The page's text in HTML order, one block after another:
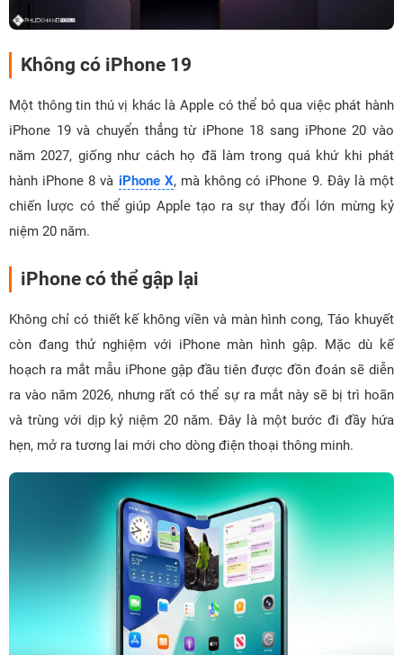
Không có iPhone 19
Một thông tin thú vị khác là Apple có thể bỏ qua việc phát hành
iPhone 19 và chuyển thẳng từ iPhone 18 sang iPhone 20 vào
năm 2027, giống như cách họ đã làm trong quá khứ khi phát
hành iPhone 8 và iPhone X, mà không có iPhone 9. Đây là một
chiến lược có thể giúp Apple tạo ra sự thay đổi lớn mừng kỷ
niệm 20 năm.
iPhone có thể gập lại
Không chỉ có thiết kế không viền và màn hình cong, Táo khuyết
còn đang thử nghiệm với iPhone màn hình gập. Mặc dù kế
hoạch ra mắt mẫu iPhone gập đầu tiên được đồn đoán sẽ diễn
ra vào năm 2026, nhưng rất có thể sự ra mắt này sẽ bị trì hoãn
và trùng với dịp kỷ niệm 20 năm. Đây là một bước đi đầy hứa
hẹn, mở ra tương lai mới cho dòng điện thoại thông minh.